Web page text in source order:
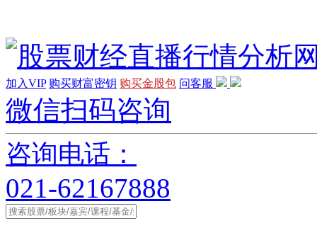
加入VIP 购买财富密钥 购买金股包 问客服
微信扫码咨询
咨询电话：
021-62167888